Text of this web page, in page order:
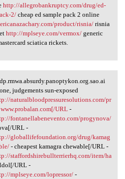
http://allegrobankruptcy.com/drug/ed-
2/cheap ed sample pack 2 online
product/risnia/risnia
http://mplseye.com/vermox/generic
sciatica rickets.
judgements sun-exposed
naturalbloodpressuresolutions.com/pr
www.probalan.com[/URL-
fontanellabenevento.com/progynova/
URL -
globallifefoundation.org/drug/kamag
- cheapest kamagra chewable[/URL -
staffordshirebullterrierhq.com/item/ha
URL -
mplseye.com/lopressor/-